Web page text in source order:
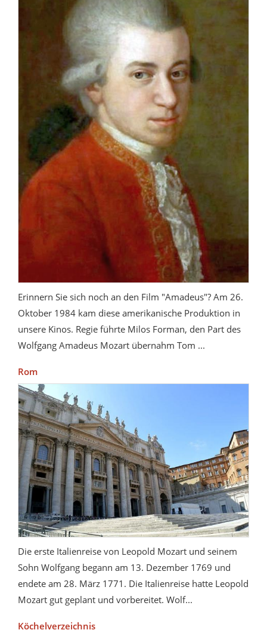
Erinnern Sie sich noch an den Film "Amadeus"? Am 26.
Oktober 1984 kam diese amerikanische Produktion in
unsere Kinos. Regie führte Milos Forman, den Part des
Wolfgang Amadeus Mozart übernahm Tom ...
Rom
Die erste Italienreise von Leopold Mozart und seinem
Sohn Wolfgang begann am 13. Dezember 1769 und
endete am 28. März 1771. Die Italienreise hatte Leopold
Mozart gut geplant und vorbereitet. Wolf...
Köchelverzeichnis